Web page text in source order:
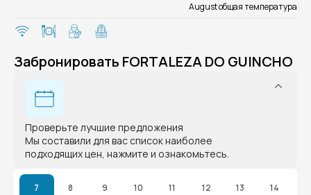
August общая температура
Забронировать FORTALEZA DO GUINCHO
Проверьте лучшие предложения
Мы составили для вас список наиболее
подходящих цен, нажмите и ознакомьтесь.
7 8 9 10 11 12 13 14